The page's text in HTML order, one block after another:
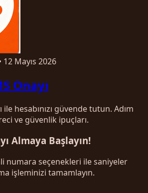
12 Mayıs 2026
Onayı
ile hesabınızı güvende tutun. Adım
ve güvenlik ipuçları.
Almaya Başlayın!
numara seçenekleri ile saniyeler
işleminizi tamamlayın.